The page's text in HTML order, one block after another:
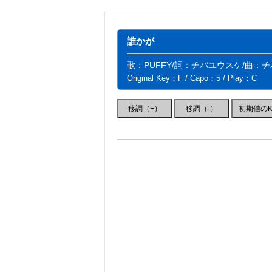
誰かが
歌：PUFFY/詞：チバユウスケ/曲：
Original Key：F / Capo：5 / Play：C